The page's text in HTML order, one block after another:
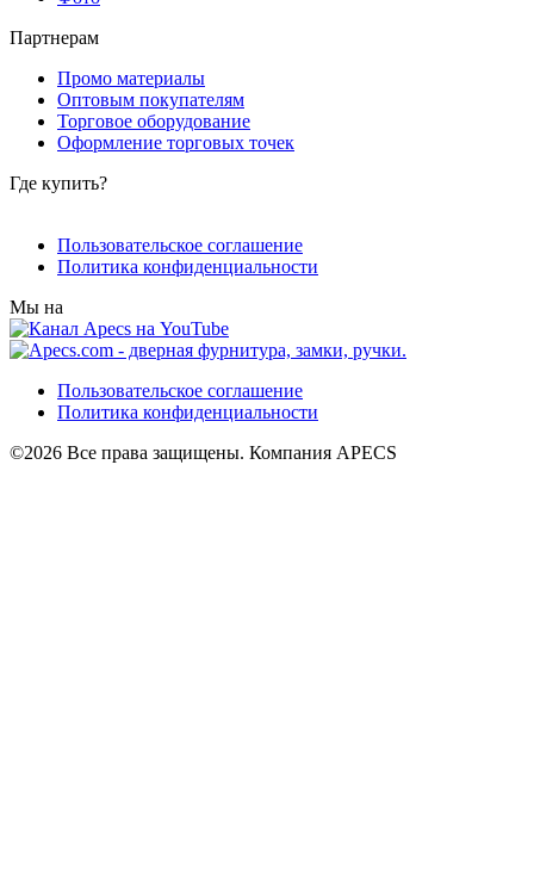
Партнерам
Промо материалы
Оптовым покупателям
Торговое оборудование
Оформление торговых точек
Где купить?
Пользовательское соглашение
Политика конфиденциальности
Мы на
Пользовательское соглашение
Политика конфиденциальности
©2026 Все права защищены. Компания APECS